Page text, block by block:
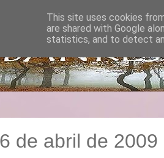
de abril de 2009
This site uses cookies
are shared with Google
statistics, and to detect